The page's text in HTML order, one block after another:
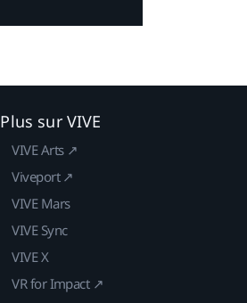
Plus sur VIVE
VIVE Arts ↗
Viveport ↗
VIVE Mars
VIVE Sync
VIVE X
VR for Impact ↗